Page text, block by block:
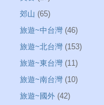
郊山 (65)
旅遊~中台灣 (46)
旅遊~北台灣 (153)
旅遊~東台灣 (11)
旅遊~南台灣 (10)
旅遊~國外 (42)